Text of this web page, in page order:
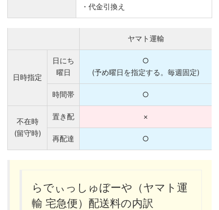
・代金引換え
ヤマト運輸
日時指定
日にち
曜日
○
(予め曜日を指定する。毎週固定)
時間帯 ○
不在時
(留守時)
置き配 ×
再配達 ○
らでぃっしゅぼーや（ヤマト運
輸 宅急便）配送料の内訳